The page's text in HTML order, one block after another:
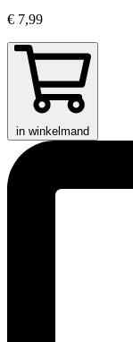
€ 7,99
in winkelmand